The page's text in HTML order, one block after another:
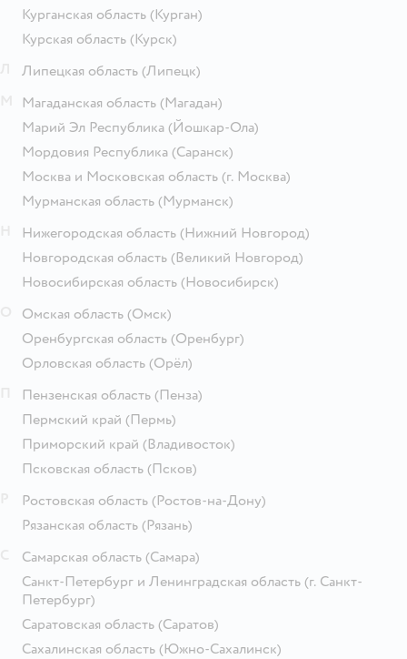
Курганская область (Курган)
Курская область (Курск)
Липецкая область (Липецк)
Магаданская область (Магадан)
Марий Эл Республика (Йошкар-Ола)
Мордовия Республика (Саранск)
Москва и Московская область (г. Москва)
Мурманская область (Мурманск)
Нижегородская область (Нижний Новгород)
Новгородская область (Великий Новгород)
Новосибирская область (Новосибирск)
Омская область (Омск)
Оренбургская область (Оренбург)
Орловская область (Орёл)
Пензенская область (Пенза)
Пермский край (Пермь)
Приморский край (Владивосток)
Псковская область (Псков)
Ростовская область (Ростов-на-Дону)
Рязанская область (Рязань)
Самарская область (Самара)
Санкт-Петербург и Ленинградская область (г. Санкт-
Петербург)
Саратовская область (Саратов)
Сахалинская область (Южно-Сахалинск)